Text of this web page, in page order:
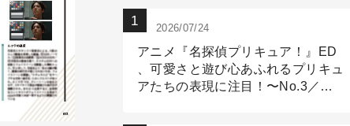
2026/07/24
アニメ『名探偵プリキュア！』ED
、可愛さと遊び心あふれるプリキュ
アたちの表現に注目！〜No.3／ア